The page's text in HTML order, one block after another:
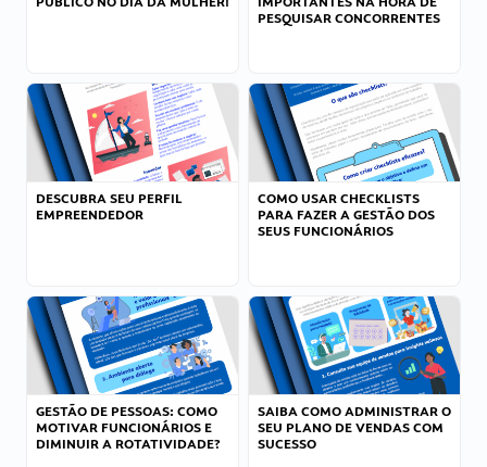
PESQUISAR CONCORRENTES
DESCUBRA SEU PERFIL
EMPREENDEDOR
COMO USAR CHECKLISTS
PARA FAZER A GESTÃO DOS
SEUS FUNCIONÁRIOS
GESTÃO DE PESSOAS: COMO
MOTIVAR FUNCIONÁRIOS E
DIMINUIR A ROTATIVIDADE?
SAIBA COMO ADMINISTRAR O
SEU PLANO DE VENDAS COM
SUCESSO